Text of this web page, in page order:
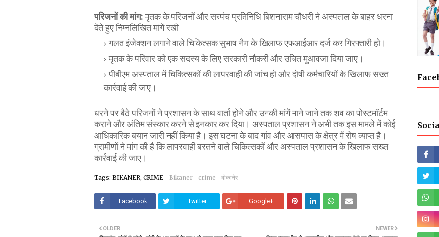
परिजनों की मांग:मृतक के परिजनों और सरपंच प्रतिनिधि बिशनाराम चौधरी ने अस्पताल के बाहर धरना
देते हुए निम्नलिखित मांगें रखी
गलत इंजेक्शन लगाने वाले चिकित्सक सुभाष नैण के खिलाफ एफआईआर दर्ज कर गिरफ्तारी हो।
मृतक के परिवार को एक सदस्य के लिए सरकारी नौकरी और उचित मुआवजा दिया जाए।
पीबीएम अस्पताल में चिकित्सकों की लापरवाही की जांच हो और दोषी कर्मचारियों के खिलाफ सख्त
कार्रवाई की जाए।
धरने पर बैठे परिजनों ने प्रशासन के साथ वार्ता होने और उनकी मांगें माने जाने तक शव का पोस्टमॉर्टम
कराने और अंतिम संस्कार करने से इनकार कर दिया। अस्पताल प्रशासन ने अभी तक इस मामले में कोई
आधिकारिक बयान जारी नहीं किया है। इस घटना के बाद गांव और आसपास के क्षेत्र में रोष व्याप्त है।
ग्रामीणों ने मांग की है कि लापरवाही बरतने वाले चिकित्सकों और अस्पताल प्रशासन के खिलाफ सख्त
कार्रवाई की जाए।
Tags: BIKANER, CRIME Bikaner crime बीकानेर
Facebook Twitter Google+
NEWER
OLDER